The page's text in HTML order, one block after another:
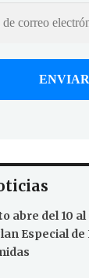
abre del 10 al
Especial de